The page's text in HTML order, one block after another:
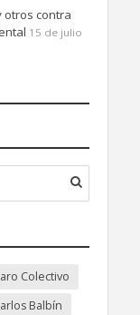
otros contra
15 de julio
Colectivo
Balbín